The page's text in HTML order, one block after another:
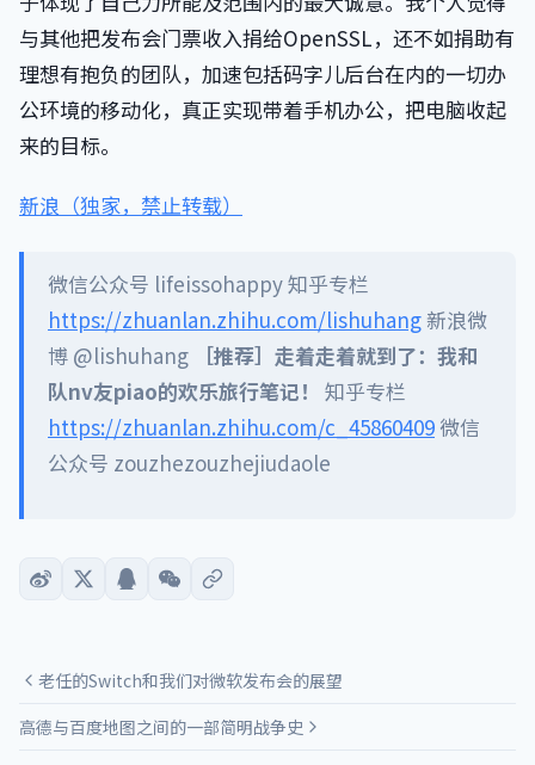
与其他把发布会门票收入捐给OpenSSL，还不如捐助有
理想有抱负的团队，加速包括码字儿后台在内的一切办
公环境的移动化，真正实现带着手机办公，把电脑收起
来的目标。
新浪（独家，禁止转载）
微信公众号 lifeissohappy 知乎专栏
https://zhuanlan.zhihu.com/lishuhang 新浪微
博 @lishuhang
［推荐］走着走着就到了：我和
队nv友piao的欢乐旅行笔记！ 知乎专栏
https://zhuanlan.zhihu.com/c_45860409 微信
公众号 zouzhezouzhejiudaole
老任的Switch和我们对微软发布会的展望
高德与百度地图之间的一部简明战争史